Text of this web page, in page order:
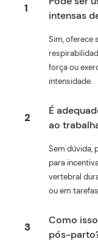
1
intensas
Sim, oferece
força ou
intensidade.
2
É
ao
Sem dúvida,
para
vertebral
ou em
3
Como
pós-